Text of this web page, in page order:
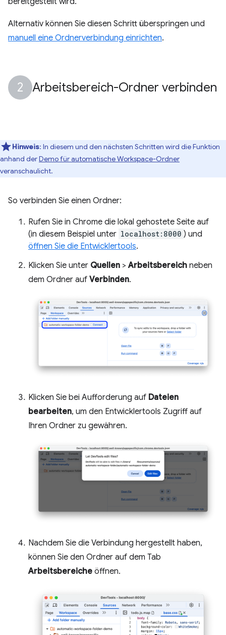
Alternativ können Sie diesen Schritt überspringen und
manuell eine Ordnerverbindung einrichten.
Arbeitsbereich-Ordner verbinden
Hinweis: In diesem und den nächsten Schritten wird die Funktion
anhand derDemo für automatische Workspace-Ordner
veranschaulicht.
So verbinden Sie einen Ordner:
Rufen Sie in Chrome die lokal gehostete Seite auf
(in diesem Beispiel unter localhost:8000 ) und
öffnen Sie die Entwicklertools.
Klicken Sie unter Quellen >Arbeitsbereich neben
dem Ordner auf Verbinden.
Klicken Sie bei Aufforderung auf Dateien
bearbeiten, um den Entwicklertools Zugriff auf
Ihren Ordner zu gewähren.
Nachdem Sie die Verbindung hergestellt haben,
können Sie den Ordner auf dem Tab
Arbeitsbereiche öffnen.